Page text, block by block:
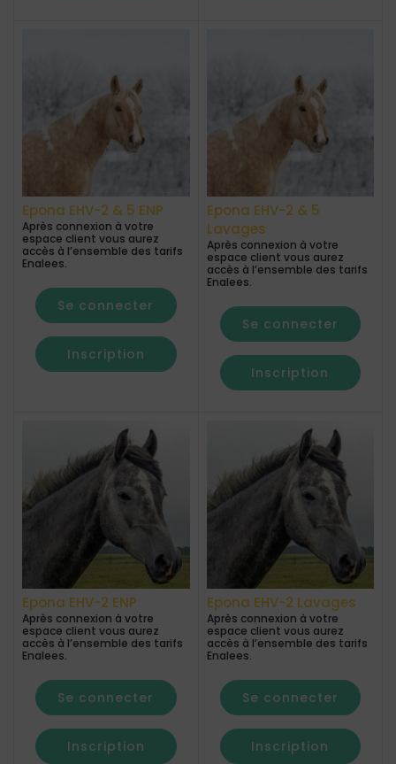
Epona EHV-2 & 5 ENP
Après connexion à votre
espace client vous aurez
accès à l’ensemble des tarifs
Enalees.
Se connecter
Inscription
Epona EHV-2 & 5
Lavages
Après connexion à votre
espace client vous aurez
accès à l’ensemble des tarifs
Enalees.
Se connecter
Inscription
Epona EHV-2 ENP
Après connexion à votre
espace client vous aurez
accès à l’ensemble des tarifs
Enalees.
Se connecter
Inscription
Epona EHV-2 Lavages
Après connexion à votre
espace client vous aurez
accès à l’ensemble des tarifs
Enalees.
Se connecter
Inscription